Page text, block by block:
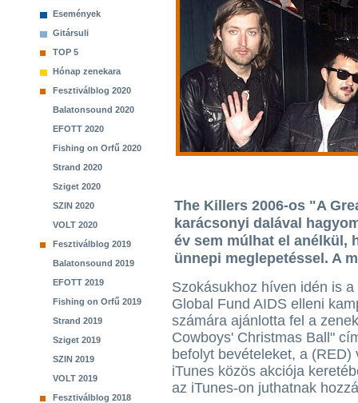
Események
Gitársuli
TOP 5
Hónap zenekara
Fesztiválblog 2020
Balatonsound 2020
EFOTT 2020
Fishing on Orfű 2020
Strand 2020
Sziget 2020
SZIN 2020
VOLT 2020
Fesztiválblog 2019
Balatonsound 2019
EFOTT 2019
Fishing on Orfű 2019
Strand 2019
Sziget 2019
SZIN 2019
VOLT 2019
Fesztiválblog 2018
The Killers 2006-os "A
karácsonyi dalával
év sem múlhat el anélkül,
ünnepi meglepetéssel. A
Szokásukhoz híven idén is a
Global Fund AIDS elleni
számára ajánlotta fel a
Cowboys' Christmas Ball"
befolyt bevételeket, a (RED)
iTunes közös akciója
az iTunes-on juthatnak